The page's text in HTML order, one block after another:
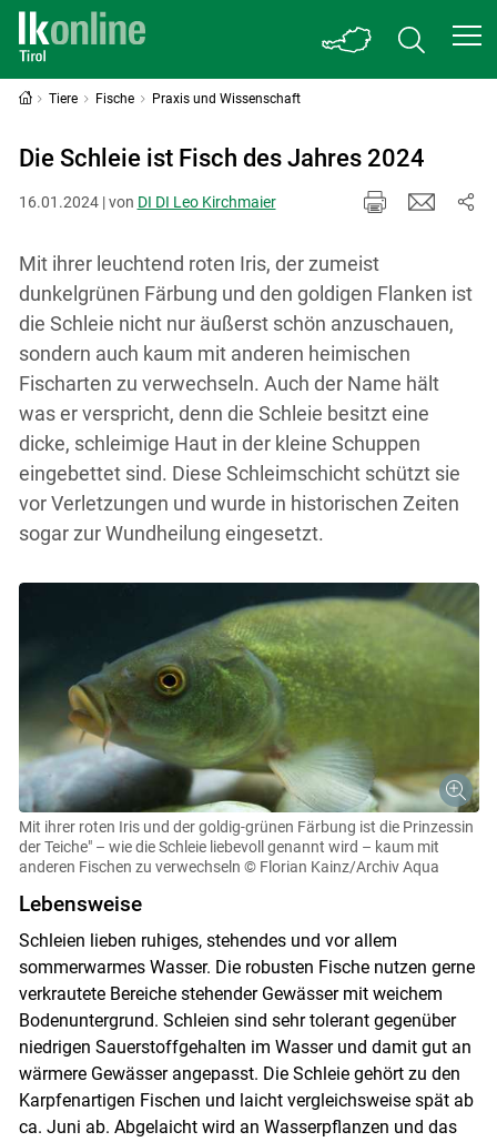
Tiere Fische Praxis und Wissenschaft
Die Schleie ist Fisch des Jahres 2024
16.01.2024 | von DI DI Leo Kirchmaier
Mit ihrer leuchtend roten Iris, der zumeist
dunkelgrünen Färbung und den goldigen Flanken ist
die Schleie nicht nur äußerst schön anzuschauen,
sondern auch kaum mit anderen heimischen
Fischarten zu verwechseln. Auch der Name hält
was er verspricht, denn die Schleie besitzt eine
dicke, schleimige Haut in der kleine Schuppen
eingebettet sind. Diese Schleimschicht schützt sie
vor Verletzungen und wurde in historischen Zeiten
sogar zur Wundheilung eingesetzt.
Mit ihrer roten Iris und der goldig-grünen Färbung ist die Prinzessin
der Teiche" – wie die Schleie liebevoll genannt wird – kaum mit
anderen Fischen zu verwechseln © Florian Kainz/Archiv Aqua
Lebensweise
Schleien lieben ruhiges, stehendes und vor allem
sommerwarmes Wasser. Die robusten Fische nutzen gerne
verkrautete Bereiche stehender Gewässer mit weichem
Bodenuntergrund. Schleien sind sehr tolerant gegenüber
niedrigen Sauerstoffgehalten im Wasser und damit gut an
wärmere Gewässer angepasst. Die Schleie gehört zu den
Karpfenartigen Fischen und laicht vergleichsweise spät ab
ca. Juni ab. Abgelaicht wird an Wasserpflanzen und das